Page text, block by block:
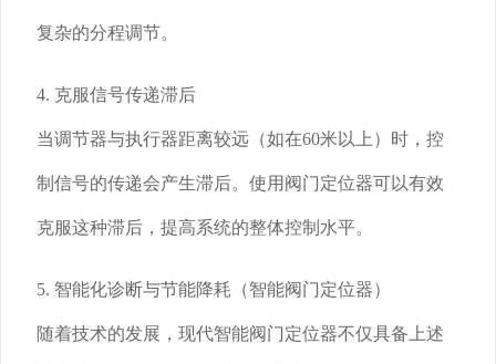
复杂的分程调节。
4. 克服信号传递滞后
当调节器与执行器距离较远（如在60米以上）时，控
制信号的传递会产生滞后。使用阀门定位器可以有效
克服这种滞后，提高系统的整体控制水平。
5. 智能化诊断与节能降耗（智能阀门定位器）
随着技术的发展，现代智能阀门定位器不仅具备上述